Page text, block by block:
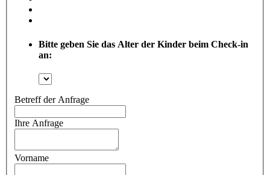
Bitte geben Sie das Alter der Kinder beim Check-in
an:
Betreff der Anfrage
Ihre Anfrage
Vorname